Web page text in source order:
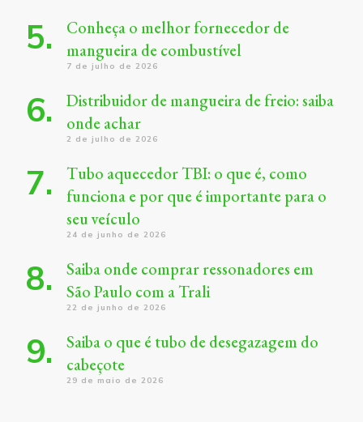
Conheça o melhor fornecedor de
mangueira de combustível
7 de julho de 2026
Distribuidor de mangueira de freio: saiba
onde achar
2 de julho de 2026
Tubo aquecedor TBI: o que é, como
funciona e por que é importante para o
seu veículo
24 de junho de 2026
Saiba onde comprar ressonadores em
São Paulo com a Trali
22 de junho de 2026
Saiba o que é tubo de desegazagem do
cabeçote
29 de maio de 2026